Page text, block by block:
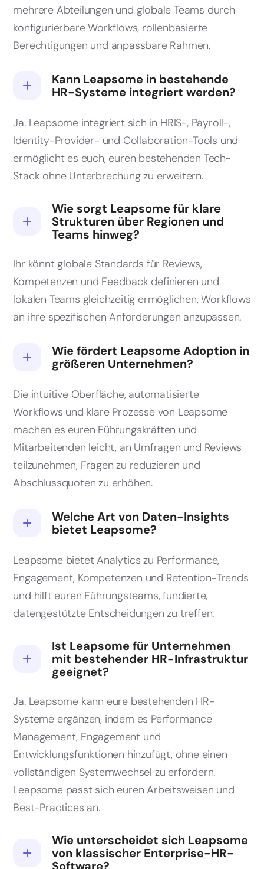
mehrere Abteilungen und globale Teams durch
konfigurierbare Workflows, rollenbasierte
Berechtigungen und anpassbare Rahmen.
Kann Leapsome in bestehende
HR-Systeme integriert werden?
Ja. Leapsome integriert sich in HRIS-, Payroll-,
Identity-Provider- und Collaboration-Tools und
ermöglicht es euch, euren bestehenden Tech-
Stack ohne Unterbrechung zu erweitern.
Wie sorgt Leapsome für klare
Strukturen über Regionen und
Teams hinweg?
Ihr könnt globale Standards für Reviews,
Kompetenzen und Feedback definieren und
lokalen Teams gleichzeitig ermöglichen, Workflows
an ihre spezifischen Anforderungen anzupassen.
Wie fördert Leapsome Adoption in
größeren Unternehmen?
Die intuitive Oberfläche, automatisierte
Workflows und klare Prozesse von Leapsome
machen es euren Führungskräften und
Mitarbeitenden leicht, an Umfragen und Reviews
teilzunehmen, Fragen zu reduzieren und
Abschlussquoten zu erhöhen.
Welche Art von Daten-Insights
bietet Leapsome?
Leapsome bietet Analytics zu Performance,
Engagement, Kompetenzen und Retention-Trends
und hilft euren Führungsteams, fundierte,
datengestützte Entscheidungen zu treffen.
Ist Leapsome für Unternehmen
mit bestehender HR-Infrastruktur
geeignet?
Ja. Leapsome kann eure bestehenden HR-
Systeme ergänzen, indem es Performance
Management, Engagement und
Entwicklungsfunktionen hinzufügt, ohne einen
vollständigen Systemwechsel zu erfordern.
Leapsome passt sich euren Arbeitsweisen und
Best-Practices an.
Wie unterscheidet sich Leapsome
von klassischer Enterprise-HR-